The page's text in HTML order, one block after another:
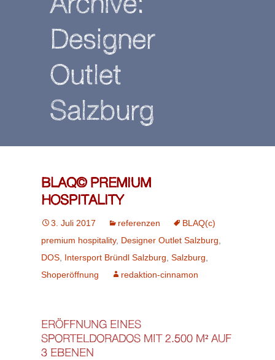
Designer
Outlet
Salzburg
BLAQ© PREMIUM
HOSPITALITY
3. Juli 2017 referenzen
BLAQ(c)
premium hospitality, Designer Outlet Salzburg
DOS Intersport Bründl Salzburg ,Salzburg
Shoperöffnung
redaktion-cinnamon
ERÖFFNUNG EINES
SPORTELDORADOS MIT 2.500 M² AUF
3 EBENEN